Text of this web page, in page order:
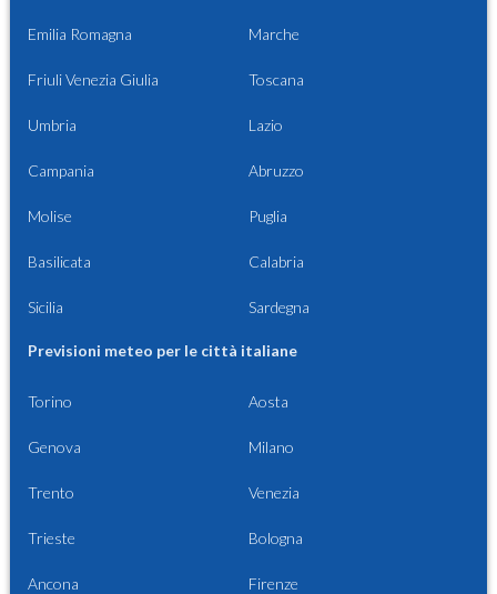
Emilia Romagna Marche
Friuli Venezia Giulia Toscana
Umbria Lazio
Campania Abruzzo
Molise Puglia
Basilicata Calabria
Sicilia Sardegna
Previsioni meteo per le città italiane
Torino Aosta
Genova Milano
Trento Venezia
Trieste Bologna
Ancona Firenze